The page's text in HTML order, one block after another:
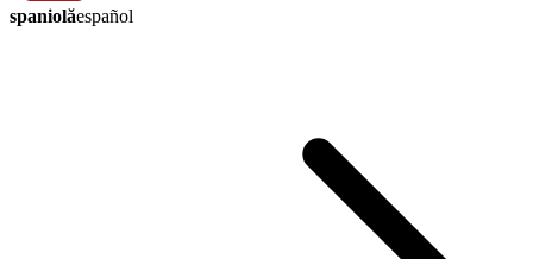
spaniolăespañol